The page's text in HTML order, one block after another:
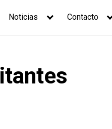
Noticias Contacto